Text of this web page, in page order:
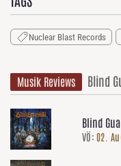
Nuclear Blast Records
Musik Reviews Blind
Blind
VÖ: 02.